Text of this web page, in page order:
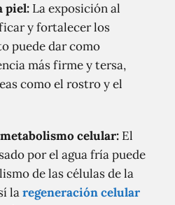
piel: La exposición al
y fortalecer los
puede dar como
más firme y tersa,
como el rostro y el
celular: El
por el agua fría puede
de las células de la
laregeneración celular